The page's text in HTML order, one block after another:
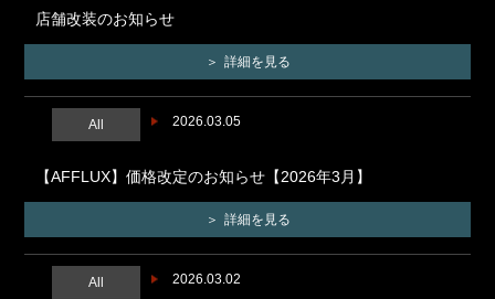
店舗改装のお知らせ
詳細を見る
2026.03.05
All
【AFFLUX】価格改定のお知らせ【2026年3月】
詳細を見る
2026.03.02
All